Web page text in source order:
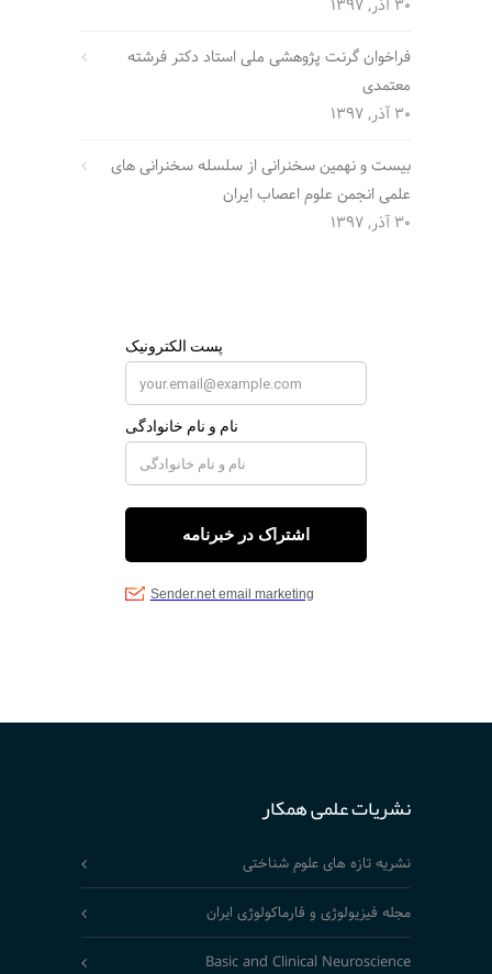
30 آذر, 1397
فراخوان گرنت پژوهشی ملی استاد دکتر فرشته
معتمدی
30 آذر, 1397
بیست و نهمین سخنرانی از سلسله سخنرانی های
علمی انجمن علوم اعصاب ایران
30 آذر, 1397
نشریات علمی همکار
نشریه تازه های علوم شناختی
مجله فیزیولوژی و فارماکولوژی ایران
Basic and Clinical Neuroscience